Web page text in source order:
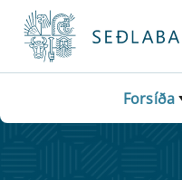
Fara beint í Meginmál
Forsíða